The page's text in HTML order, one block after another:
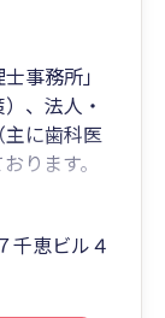
応できれ
事務所」
、法人・
に歯科医
ります。
多く聞く
な対応を
千恵ビル４